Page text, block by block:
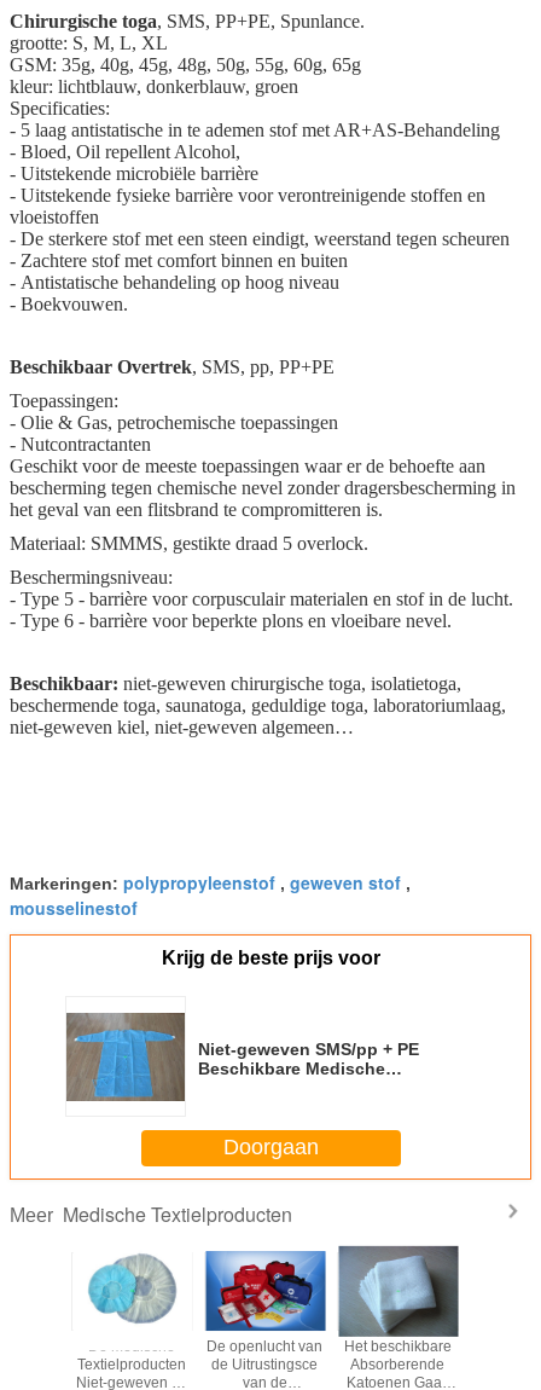
Chirurgische toga, SMS, PP+PE, Spunlance.
grootte: S, M, L, XL
GSM: 35g, 40g, 45g, 48g, 50g, 55g, 60g, 65g
kleur: lichtblauw, donkerblauw, groen
Specificaties:
- 5 laag antistatische in te ademen stof met AR+AS-Behandeling
- Bloed, Oil repellent Alcohol,
- Uitstekende microbiële barrière
- Uitstekende fysieke barrière voor verontreinigende stoffen en
vloeistoffen
- De sterkere stof met een steen eindigt, weerstand tegen scheuren
- Zachtere stof met comfort binnen en buiten
- Antistatische behandeling op hoog niveau
- Boekvouwen.
Beschikbaar Overtrek, SMS, pp, PP+PE
Toepassingen:
- Olie & Gas, petrochemische toepassingen
- Nutcontractanten
Geschikt voor de meeste toepassingen waar er de behoefte aan
bescherming tegen chemische nevel zonder dragersbescherming in
het geval van een flitsbrand te compromitteren is.
Materiaal: SMMMS, gestikte draad 5 overlock.
Beschermingsniveau:
- Type 5 - barrière voor corpusculair materialen en stof in de lucht.
- Type 6 - barrière voor beperkte plons en vloeibare nevel.
Beschikbaar: niet-geweven chirurgische toga, isolatietoga,
beschermende toga, saunatoga, geduldige toga, laboratoriumlaag,
niet-geweven kiel, niet-geweven algemeen…
Markeringen: polypropyleenstof , geweven stof ,
mousselinestof
Krijg de beste prijs voor
Niet-geweven SMS/pp + PE
Beschikbare Medische
Doorgaan
Meer Medische Textielproducten
De medische
Textielproducten
Niet-geweven pp
De openlucht van
de Uitrustingsce
van de
Het beschikbare
Absorberende
Katoenen Gaas